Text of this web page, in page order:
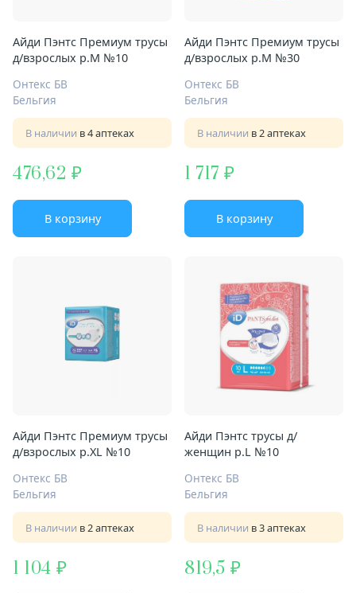
Айди Пэнтс Премиум трусы
д/взрослых р.M №10
Онтекс БВ
Бельгия
В наличии в 4 аптеках
476,62
В корзину
Айди Пэнтс Премиум трусы
д/взрослых р.M №30
Онтекс БВ
Бельгия
В наличии в 2 аптеках
1 717
В корзину
Айди Пэнтс Премиум трусы
д/взрослых р.XL №10
Онтекс БВ
Бельгия
В наличии в 2 аптеках
1 104
Айди Пэнтс трусы д/
женщин р.L №10
Онтекс БВ
Бельгия
В наличии в 3 аптеках
819,5